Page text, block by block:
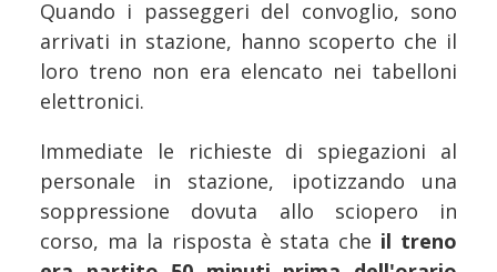
Quando i passeggeri del convoglio, sono
arrivati in stazione, hanno scoperto che il
loro treno non era elencato nei tabelloni
elettronici.
Immediate le richieste di spiegazioni al
personale in stazione, ipotizzando una
soppressione dovuta allo sciopero in
corso, ma la risposta è stata che il treno